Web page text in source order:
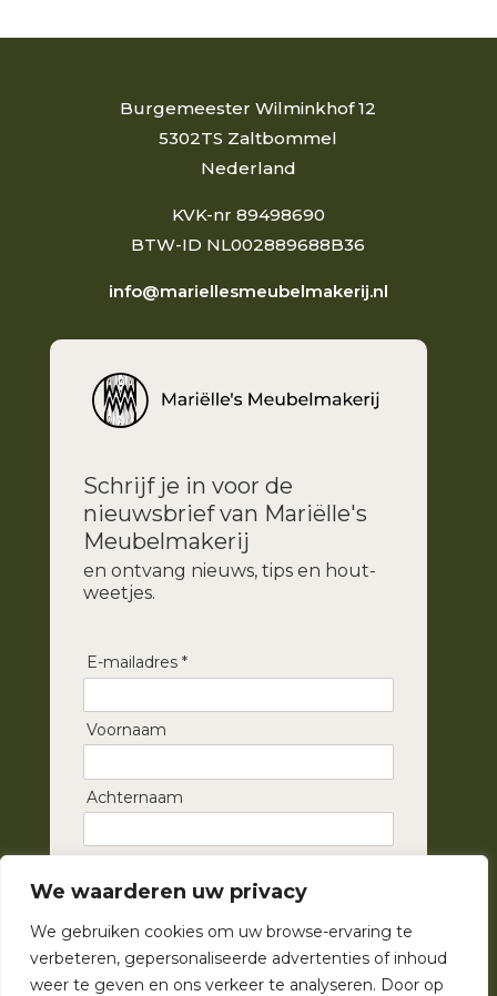
We waarderen uw privacy
We gebruiken cookies om uw browse-ervaring te
verbeteren, gepersonaliseerde advertenties of inhoud
weer te geven en ons verkeer te analyseren. Door op
Burgemeester Wilminkhof 12
5302TS Zaltbommel
Nederland
KVK-nr 89498690
BTW-ID NL002889688B36
info@mariellesmeubelmakerij.nl
Schrijf je in voor de
nieuwsbrief van Mariëlle's
Meubelmakerij
en ontvang nieuws, tips en hout-
weetjes.
E-mailadres *
Voornaam
Achternaam
Inschrijven ➞